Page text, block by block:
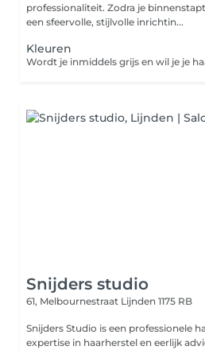
professionaliteit. Zodra je
een sfeervolle, stijlvolle inrichtin...
Kleuren
Snijders studio
61, Melbournestraat Lijnden 1175 RB
Snijders Studio is een professionele
expertise in haarherstel en eerlijk